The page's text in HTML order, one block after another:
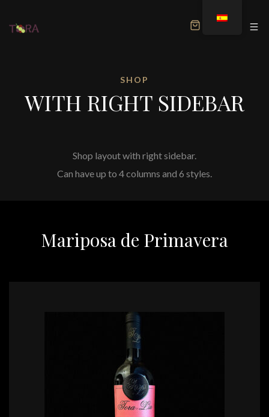
SHOP
WITH RIGHT SIDEBAR
Shop layout with right sidebar.
Can have up to 4 columns and 6 styles.
Mariposa de Primavera